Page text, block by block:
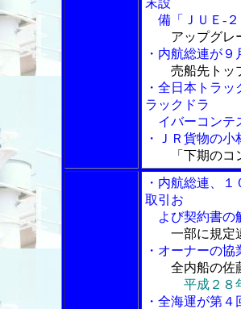
末設
備「ＪＵＥ-２
アップグレ
・内航総連が
売船先トッ
・全日本トラ
ラックドラ
イバーコンテ
・ＪＲ貨物の
「下期の
・内航総連、
取引お
よび契約書の
一部に規定
・オーナーの
全内船の佐
平成２８
・全海運が第